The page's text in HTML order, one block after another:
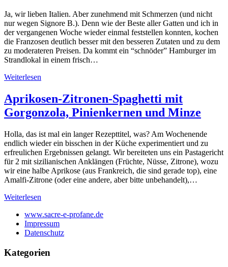
Ja, wir lieben Italien. Aber zunehmend mit Schmerzen (und nicht
nur wegen Signore B.). Denn wie der Beste aller Gatten und ich in
der vergangenen Woche wieder einmal feststellen konnten, kochen
die Franzosen deutlich besser mit den besseren Zutaten und zu dem
zu moderateren Preisen. Da kommt ein “schnöder” Hamburger im
Strandlokal in einem frisch…
Weiterlesen
Aprikosen-Zitronen-Spaghetti mit
Gorgonzola, Pinienkernen und Minze
Holla, das ist mal ein langer Rezepttitel, was? Am Wochenende
endlich wieder ein bisschen in der Küche experimentiert und zu
erfreulichen Ergebnissen gelangt. Wir bereiteten uns ein Pastagericht
für 2 mit sizilianischen Anklängen (Früchte, Nüsse, Zitrone), wozu
wir eine halbe Aprikose (aus Frankreich, die sind gerade top), eine
Amalfi-Zitrone (oder eine andere, aber bitte unbehandelt),…
Weiterlesen
www.sacre-e-profane.de
Impressum
Datenschutz
Kategorien